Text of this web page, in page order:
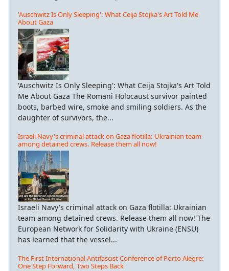
'Auschwitz Is Only Sleeping': What Ceija Stojka's Art Told Me
About Gaza
'Auschwitz Is Only Sleeping': What Ceija Stojka's Art Told
Me About Gaza The Romani Holocaust survivor painted
boots, barbed wire, smoke and smiling soldiers. As the
daughter of survivors, the...
Israeli Navy's criminal attack on Gaza flotilla: Ukrainian team
among detained crews. Release them all now!
Israeli Navy's criminal attack on Gaza flotilla: Ukrainian
team among detained crews. Release them all now! The
European Network for Solidarity with Ukraine (ENSU)
has learned that the vessel...
The First International Antifascist Conference of Porto Alegre:
One Step Forward, Two Steps Back